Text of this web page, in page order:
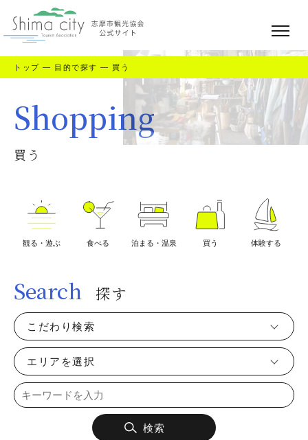
トップ — 目的で探す — 買う
Shopping
買う
観る・遊ぶ 食べる 泊まる・温泉 買う 体験する
Search 探す
こだわり検索
エリアを選択
検索